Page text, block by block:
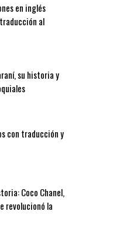
en inglés
al
su historia y
con traducción y
Coco Chanel,
revolucionó la